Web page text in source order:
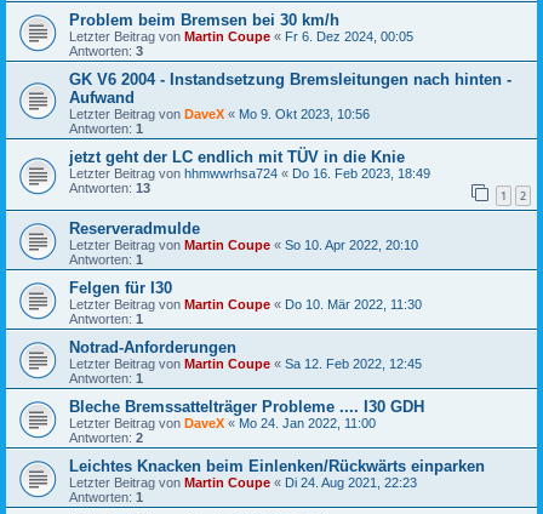
Problem beim Bremsen bei 30 km/h
Letzter Beitrag von Martin Coupe « Fr 6. Dez 2024, 00:05
Antworten: 3
GK V6 2004 - Instandsetzung Bremsleitungen nach hinten -
Aufwand
Letzter Beitrag von DaveX « Mo 9. Okt 2023, 10:56
Antworten: 1
jetzt geht der LC endlich mit TÜV in die Knie
Letzter Beitrag von hhmwwrhsa724 « Do 16. Feb 2023, 18:49
Antworten: 13 1 2
Reserveradmulde
Letzter Beitrag von Martin Coupe « So 10. Apr 2022, 20:10
Antworten: 1
Felgen für I30
Letzter Beitrag von Martin Coupe « Do 10. Mär 2022, 11:30
Antworten: 1
Notrad-Anforderungen
Letzter Beitrag von Martin Coupe « Sa 12. Feb 2022, 12:45
Antworten: 1
Bleche Bremssattelträger Probleme .... I30 GDH
Letzter Beitrag von DaveX « Mo 24. Jan 2022, 11:00
Antworten: 2
Leichtes Knacken beim Einlenken/Rückwärts einparken
Letzter Beitrag von Martin Coupe « Di 24. Aug 2021, 22:23
Antworten: 1